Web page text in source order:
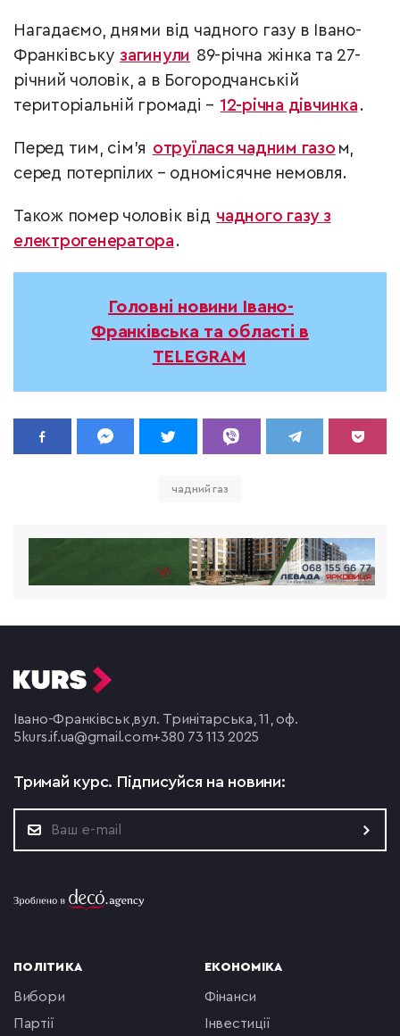
Нагадаємо, днями від чадного газу в Івано-
Франківську загинули 89-річна жінка та 27-
річний чоловік, а в Богородчанській
територіальній громаді – 12-річна дівчинка .
Перед тим, сім’я отруїлася чадним газо м,
серед потерпілих – одномісячне немовля.
Також помер чоловік від чадного газу з
електрогенератора .
Головні новини Івано-
Франківська та області в
TELEGRAM
чадний газ
Івано-Франківськ,вул. Тринітарська, 11, оф.
5 kurs.if.ua@gmail.com+380 73 113 2025
Тримай курс. Підписуйся на новини:
ПОЛІТИКА
вибори
партії
ЕКОНОМІКА
фінанси
інвестиції